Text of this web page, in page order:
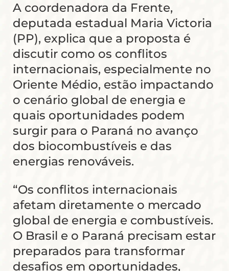
A coordenadora da Frente,
deputada estadual Maria Victoria
(PP), explica que a proposta é
discutir como os conflitos
internacionais, especialmente no
Oriente Médio, estão impactando
o cenário global de energia e
quais oportunidades podem
surgir para o Paraná no avanço
dos biocombustíveis e das
energias renováveis.
“Os conflitos internacionais
afetam diretamente o mercado
global de energia e combustíveis.
O Brasil e o Paraná precisam estar
preparados para transformar
desafios em oportunidades,